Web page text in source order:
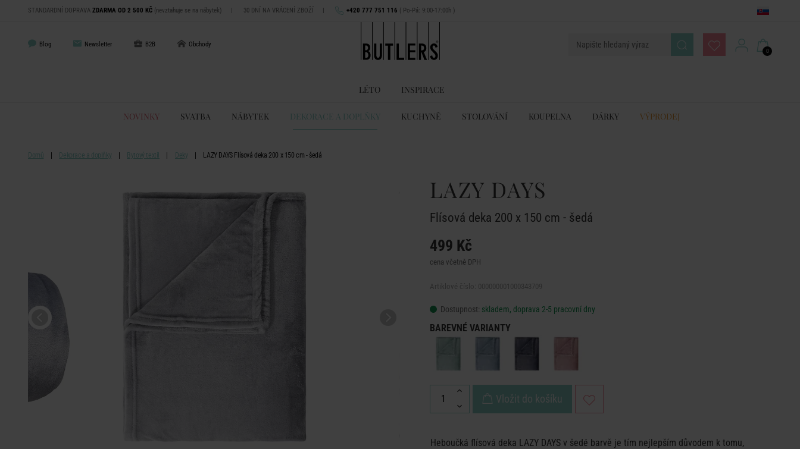
STANDARDNÍ DOPRAVA ZDARMA OD 2 500 KČ (nevztahuje se na nábytek) | 30 DNÍ NA VRÁCENÍ ZBOŽÍ | +420 777 751 116 ( Po-Pá: 9:00-17:00h )
Blog Newsletter B2B Obchody
0
LÉTO INSPIRACE
NOVINKY SVATBA NÁBYTEK DEKORACE A DOPLŇKY KUCHYNĚ STOLOVÁNÍ KOUPELNA DÁRKY VÝPRODEJ
Domů Dekorace a doplňky Bytový textil Deky LAZY DAYS Flísová deka 200 x 150 cm - šedá
LAZY DAYS
Flísová deka 200 x 150 cm - šedá
499 Kč
cena včetně DPH
Dostupnost: skladem, doprava 2-5 pracovní dny
BAREVNÉ VARIANTY
Vložit do košíku
Heboučká flísová deka LAZY DAYS v šedé barvě je tím nejlepším důvodem k tomu,